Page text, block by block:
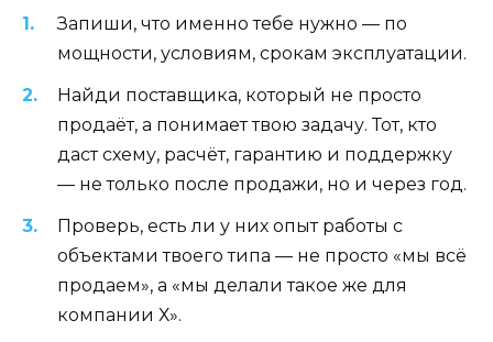
Запиши, что именно тебе нужно — по
мощности, условиям, срокам эксплуатации.
Найди поставщика, который не просто
продаёт, а понимает твою задачу. Тот, кто
даст схему, расчёт, гарантию и поддержку
— не только после продажи, но и через год.
Проверь, есть ли у них опыт работы с
объектами твоего типа — не просто «мы всё
продаем», а «мы делали такое же для
компании Х».